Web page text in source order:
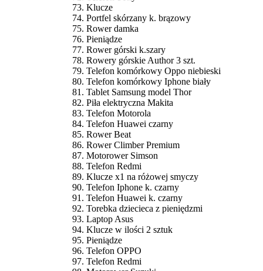
Klucze
Portfel skórzany k. brązowy
Rower damka
Pieniądze
Rower górski k.szary
Rowery górskie Author 3 szt.
Telefon komórkowy Oppo niebieski
Telefon komórkowy Iphone biały
Tablet Samsung model Thor
Piła elektryczna Makita
Telefon Motorola
Telefon Huawei czarny
Rower Beat
Rower Climber Premium
Motorower Simson
Telefon Redmi
Klucze x1 na różowej smyczy
Telefon Iphone k. czarny
Telefon Huawei k. czarny
Torebka dziecieca z pieniędzmi
Laptop Asus
Klucze w ilości 2 sztuk
Pieniądze
Telefon OPPO
Telefon Redmi